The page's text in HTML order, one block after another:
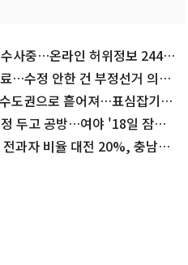
사중…온라인 허위정보 244건
…수정 안한 건 부정선거 의혹
도권으로 흩어져…표심잡기
두고 공방…여야 '18일 잠정
과자 비율 대전 20%, 충남